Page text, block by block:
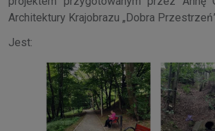
Architektury Krajobrazu „Dobra
Jest: